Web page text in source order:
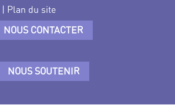
| Plan du site
NOUS CONTACTER
NOUS SOUTENIR